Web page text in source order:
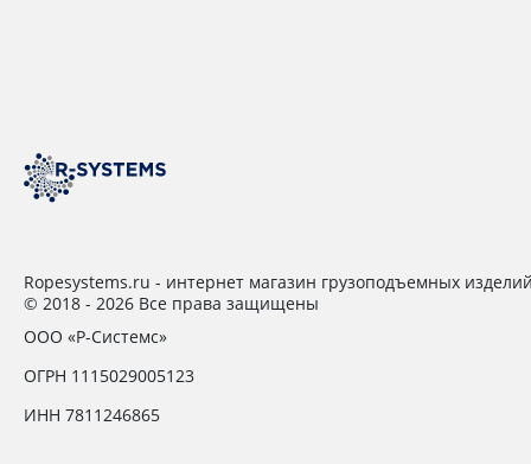
Ropesystems.ru - интернет магазин грузоподъемных
© 2018 - 2026 Все права защищены
ООО «Р-Системс»
ОГРН 1115029005123
ИНН 7811246865